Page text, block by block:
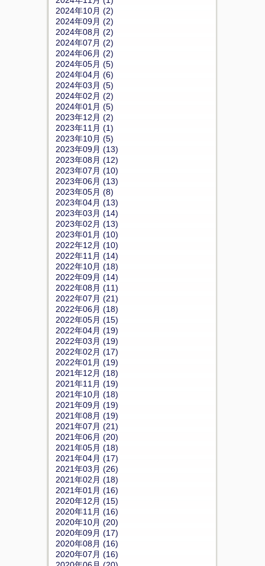
2024年10月 (2)
2024年09月 (2)
2024年08月 (2)
2024年07月 (2)
2024年06月 (2)
2024年05月 (5)
2024年04月 (6)
2024年03月 (5)
2024年02月 (2)
2024年01月 (5)
2023年12月 (2)
2023年11月 (1)
2023年10月 (5)
2023年09月 (13)
2023年08月 (12)
2023年07月 (10)
2023年06月 (13)
2023年05月 (8)
2023年04月 (13)
2023年03月 (14)
2023年02月 (13)
2023年01月 (10)
2022年12月 (10)
2022年11月 (14)
2022年10月 (18)
2022年09月 (14)
2022年08月 (11)
2022年07月 (21)
2022年06月 (18)
2022年05月 (15)
2022年04月 (19)
2022年03月 (19)
2022年02月 (17)
2022年01月 (19)
2021年12月 (18)
2021年11月 (19)
2021年10月 (18)
2021年09月 (19)
2021年08月 (19)
2021年07月 (21)
2021年06月 (20)
2021年05月 (18)
2021年04月 (17)
2021年03月 (26)
2021年02月 (18)
2021年01月 (16)
2020年12月 (15)
2020年11月 (16)
2020年10月 (20)
2020年09月 (17)
2020年08月 (16)
2020年07月 (16)